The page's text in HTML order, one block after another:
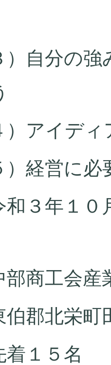
の強み
ディア
に必要
年１０月
工会産業
栄町田
５名